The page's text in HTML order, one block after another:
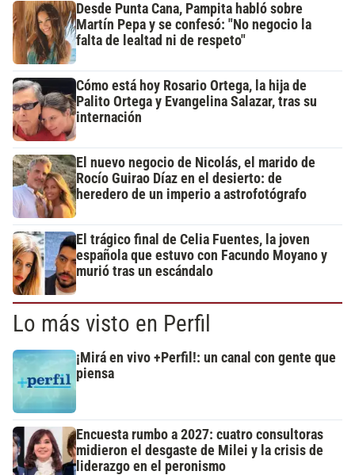
Desde Punta Cana, Pampita habló sobre
Martín Pepa y se confesó: "No negocio la
falta de lealtad ni de respeto"
Cómo está hoy Rosario Ortega, la hija de
Palito Ortega y Evangelina Salazar, tras su
internación
El nuevo negocio de Nicolás, el marido de
Rocío Guirao Díaz en el desierto: de
heredero de un imperio a astrofotógrafo
El trágico final de Celia Fuentes, la joven
española que estuvo con Facundo Moyano y
murió tras un escándalo
Lo más visto en Perfil
¡Mirá en vivo +Perfil!: un canal con gente que
piensa
Encuesta rumbo a 2027: cuatro consultoras
midieron el desgaste de Milei y la crisis de
liderazgo en el peronismo